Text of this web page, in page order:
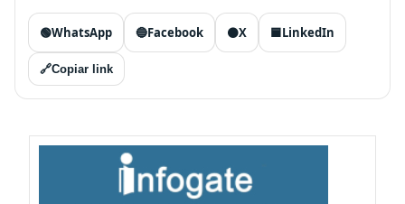
🟢WhatsApp 🔵Facebook ⚫X 🟦LinkedIn
🔗Copiar link